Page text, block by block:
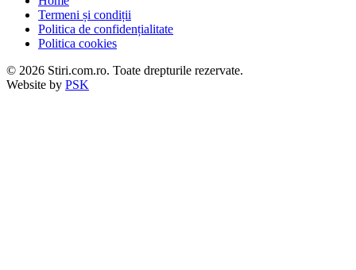
Termeni și condiții
Politica de confidențialitate
Politica cookies
© 2026 Stiri.com.ro. Toate drepturile rezervate.
Website by PSK